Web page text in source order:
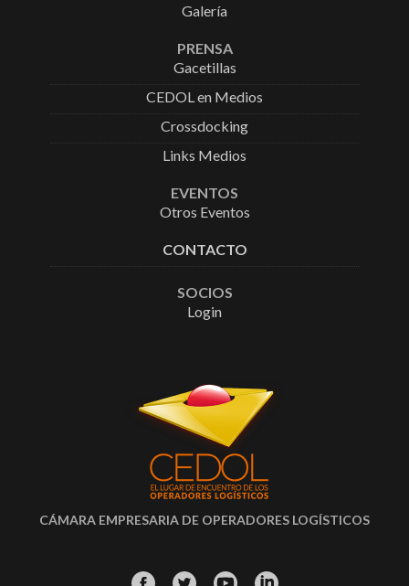
Galería
PRENSA
Gacetillas
CEDOL en Medios
Crossdocking
Links Medios
EVENTOS
Otros Eventos
CONTACTO
SOCIOS
Login
CÁMARA EMPRESARIA DE OPERADORES LOGÍSTICOS